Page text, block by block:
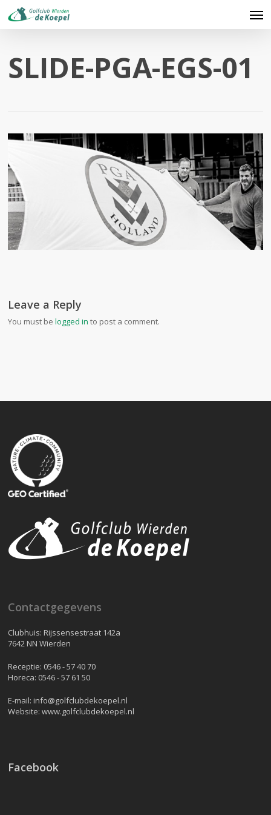
main
SLIDE-PGA-EGS-01
Leave a Reply
You must belogged in to post a comment.
Contactgegevens
Clubhuis: Rijssensestraat 142a
7642 NN Wierden
Receptie: 0546 - 57 40 70
Horeca: 0546 - 57 61 50
E-mail: info@golfclubdekoepel.nl
Website:www.golfclubdekoepel.nl
Facebook